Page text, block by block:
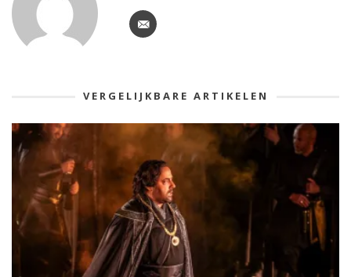
VERGELIJKBARE ARTIKELEN